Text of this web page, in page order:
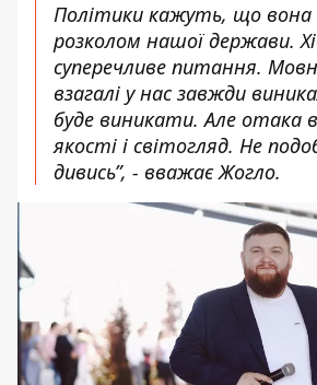
Політики кажуть, що вона
розколом нашої держави.
суперечливе питання.
взагалі у нас завжди
буде виникати. Але отака
якості і світогляд. Не
дивись”, - вважає Жогло.